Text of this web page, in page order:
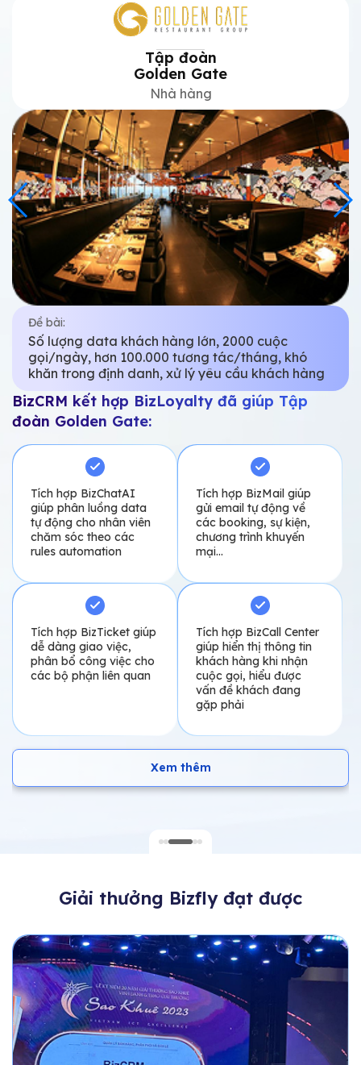
Sohaco
Dược phẩm
Đề bài:
Doanh nghiệp mới phát triển kênh online nhưng
chưa đạt được hiệu quả cao vì nhân sự làm việc
với nhiều công cụ ở nhiều nền tảng, thiếu sự nhất
quán về thông tin và cách vận hành.
BizCRM kết hợp BizLoyalty đã giúp Sohaco:
Lưu trữ, quản lý data
khách hàng từ website,
nhiều fanpage trên
Quản lý, phân luồng
data tự động để nhân
viên dễ dàng theo dõi
Kết nối các công cụ tương tác tự động nhưu chatbot,
email… với từng kịch bản chăm sóc cụ thể.
Xem thêm
Giải thưởng Bizfly đạt được